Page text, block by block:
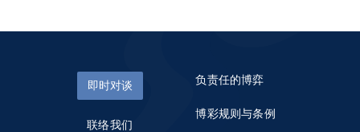
即时对谈
联络我们
负责任的博弈
博彩规则与条例